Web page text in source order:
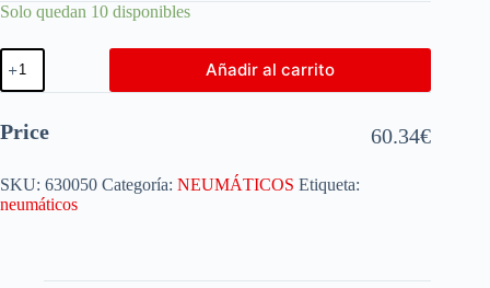
Solo quedan 10 disponibles
Añadir al carrito
Price 60.34€
SKU: 630050 Categoría: NEUMÁTICOS Etiqueta:
neumáticos